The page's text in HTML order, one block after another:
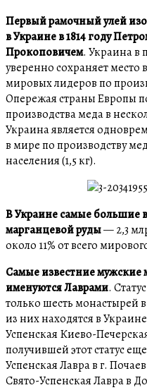
Первый рамочный улей
в Украине в 1814 году
Прокоповичем. Украина в
уверенно сохраняет место
мировых лидеров по
Опережая страны Европы
производства меда в
Украина является
в мире по производству
населения (1,5 кг).
В Украине самые большие
марганцевой руды— 2,3
около 11% от всего
Самые известние мужские
именуются Лаврами.
только шесть монастырей
из них находятся в
Успенская Киево-
получившей этот статус
Успенская Лавра в г.
Свято-Успенская Лавра в